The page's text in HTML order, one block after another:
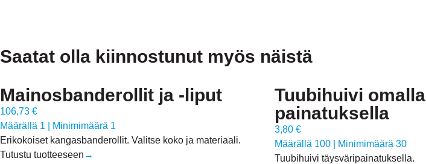
Saatat olla kiinnostunut myös näistä
Mainosbanderollit ja -liput
106,73 €
Määrällä 1
Minimimäärä 1
Erikokoiset kangasbanderollit. Valitse koko ja materiaali.
Tutustu tuotteeseen →
Tuubihuivi omalla
painatuksella
3,80 €
Määrällä 100
Minimimäärä 30
Tuubihuivi täysväripainatuksella.